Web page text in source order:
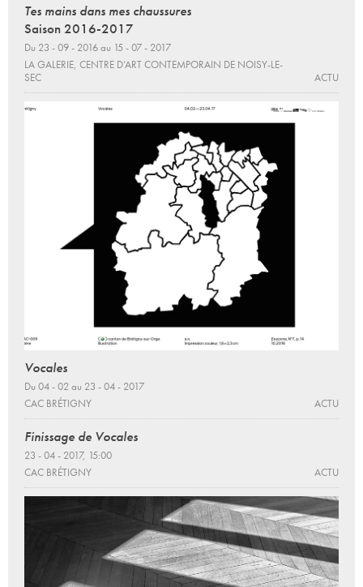
Tes mains dans mes chaussures
Saison 2016-2017
Du 23 - 09 - 2016 au 15 - 07 - 2017
LA GALERIE, CENTRE D’ART CONTEMPORAIN DE NOISY-LE-
SEC
ACTU
Vocales
Du 04 - 02 au 23 - 04 - 2017
CAC BRÉTIGNY
ACTU
Finissage de Vocales
23 - 04 - 2017, 15:00
CAC BRÉTIGNY
ACTU